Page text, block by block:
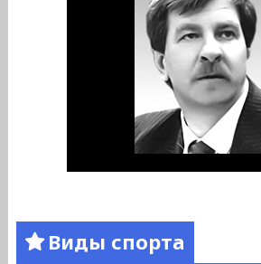
Виды спорта